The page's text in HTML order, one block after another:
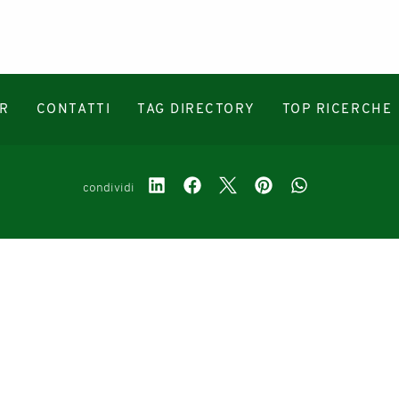
CONTATTI TAG DIRECTORY TOP RICERCHE
condividi